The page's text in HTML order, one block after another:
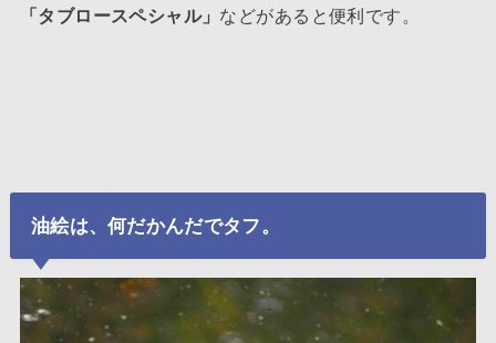
「タブロースペシャル」 などがあると便利です。
油絵は、何だかんだでタフ。